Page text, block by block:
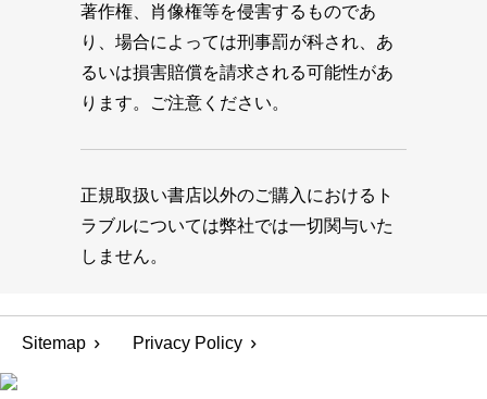
著作権、肖像権等を侵害するものであ
り、場合によっては刑事罰が科され、あ
るいは損害賠償を請求される可能性があ
ります。ご注意ください。
正規取扱い書店以外のご購入におけるト
ラブルについては弊社では一切関与いた
しません。
Sitemap Privacy Policy